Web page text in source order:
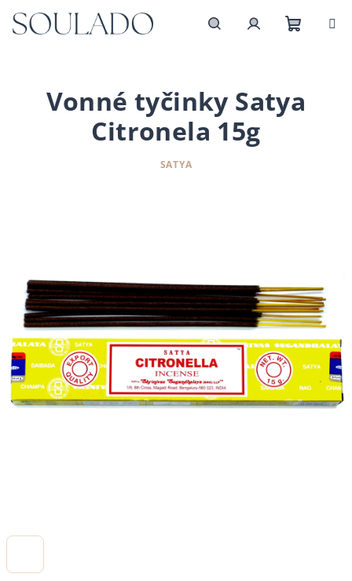
na
obsah
košík
Vonné tyčinky Satya
Citronela 15g
SATYA